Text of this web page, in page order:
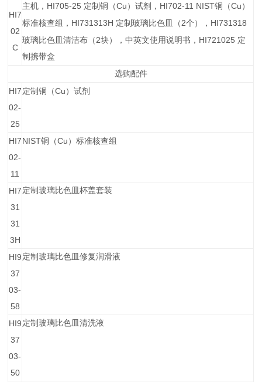
HI7
02
C
主机， HI705-25 定制铜（Cu ）试剂， HI702-11 NIST铜（Cu ）
标准核查组， HI731313H 定制玻璃比色皿（ 2个）， HI731318
玻璃比色皿清洁布（ 2块），中英文使用说明书， HI721025 定
制携带盒
选购配件
HI7
02-
25
定制铜（Cu ）试剂
HI7
02-
11
NIST铜（Cu ）标准核查组
HI7
31
31
3H
定制玻璃比色皿杯盖套装
HI9
37
03-
58
定制玻璃比色皿修复润滑液
HI9
37
03-
50
定制玻璃比色皿清洗液